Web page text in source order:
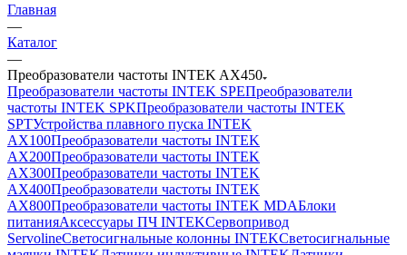
Главная
—
Каталог
—
Преобразователи частоты INTEK AX450
Преобразователи частоты INTEK SPEПреобразователи
частоты INTEK SPKПреобразователи частоты INTEK
SPTУстройства плавного пуска INTEK
AX100Преобразователи частоты INTEK
AX200Преобразователи частоты INTEK
AX300Преобразователи частоты INTEK
AX400Преобразователи частоты INTEK
AX800Преобразователи частоты INTEK MDAБлоки
питанияАксессуары ПЧ INTEKСервопривод
ServolineСветосигнальные колонны INTEKСветосигнальные